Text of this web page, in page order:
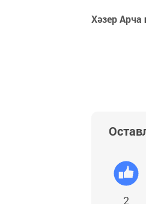
Хәзер
2